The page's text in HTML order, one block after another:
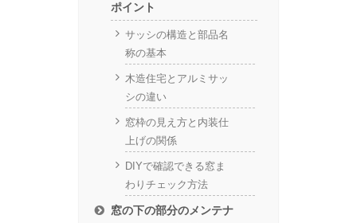
ポイント
サッシの構造と部品名
称の基本
木造住宅とアルミサッ
シの違い
窓枠の見え方と内装仕
上げの関係
DIYで確認できる窓ま
わりチェック方法
窓の下の部分のメンテナ